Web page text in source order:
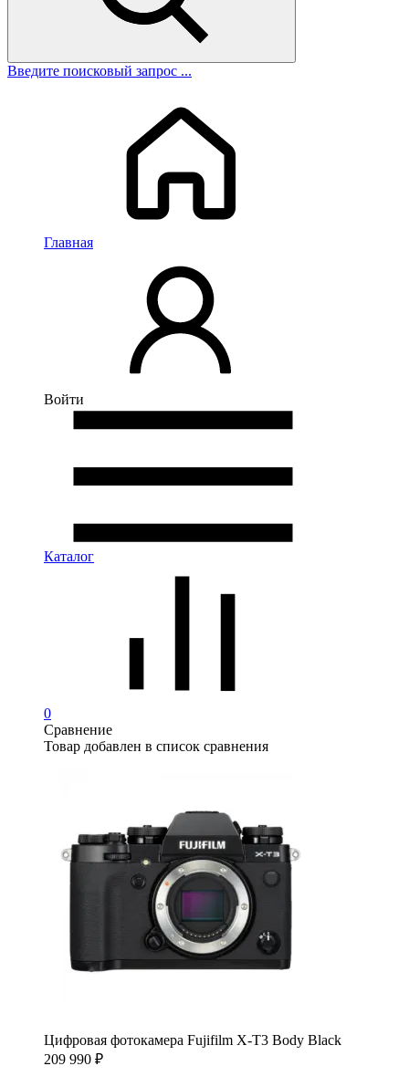
Введите поисковый запрос ...
Главная
Войти
Каталог
0
Сравнение
Товар добавлен в список сравнения
Цифровая фотокамера Fujifilm X-T3 Body Black
209 990 ₽